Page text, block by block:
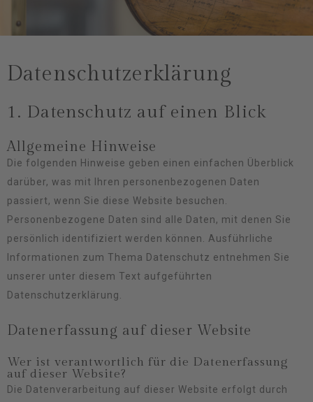
Datenschutz­erklärung
1. Datenschutz auf einen Blick
Allgemeine Hinweise
Die folgenden Hinweise geben einen einfachen Überblick
darüber, was mit Ihren personenbezogenen Daten
passiert, wenn Sie diese Website besuchen.
Personenbezogene Daten sind alle Daten, mit denen Sie
persönlich identifiziert werden können. Ausführliche
Informationen zum Thema Datenschutz entnehmen Sie
unserer unter diesem Text aufgeführten
Datenschutzerklärung.
Datenerfassung auf dieser Website
Wer ist verantwortlich für die Datenerfassung
auf dieser Website?
Die Datenverarbeitung auf dieser Website erfolgt durch